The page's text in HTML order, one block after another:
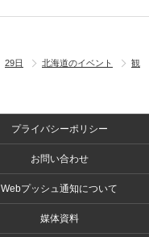
29日 北海道のイベント
観
プライバシーポリシー
お問い合わせ
Webプッシュ通知について
媒体資料